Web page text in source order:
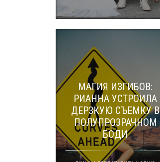
МАГИЯ ИЗГИБОВ:
РИАННА УСТРОИЛА
ДЕРЗКУЮ СЪЕМКУ В
ПОЛУПРОЗРАЧНОМ
БОДИ